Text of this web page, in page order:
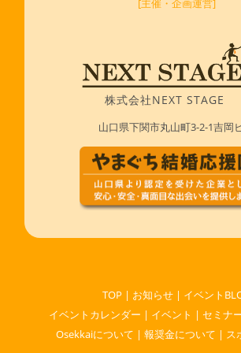
[主催・企画運営]
株式会社NEXT STAGE
山口県下関市丸山町3-2-1吉岡
TOP | お知らせ| イベント
イベントカレンダー | イベント | セミナ
Osekkaiについて | 報奨金について | ス